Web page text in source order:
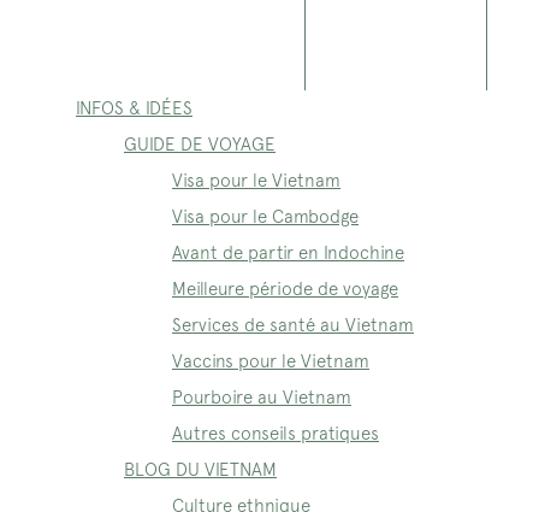
INFOS & IDÉES
GUIDE DE VOYAGE
Visa pour le Vietnam
Visa pour le Cambodge
Avant de partir en Indochine
Meilleure période de voyage
Services de santé au Vietnam
Vaccins pour le Vietnam
Pourboire au Vietnam
Autres conseils pratiques
BLOG DU VIETNAM
Culture ethnique